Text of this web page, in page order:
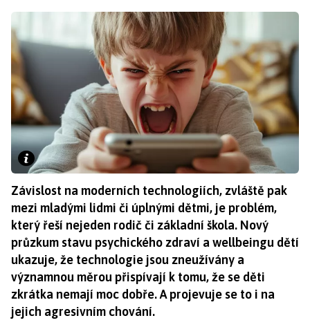
Závislost na moderních technologiích, zvláště pak
mezi mladými lidmi či úplnými dětmi, je problém,
který řeší nejeden rodič či základní škola. Nový
průzkum stavu psychického zdraví a wellbeingu dětí
ukazuje, že technologie jsou zneužívány a
významnou měrou přispívají k tomu, že se děti
zkrátka nemají moc dobře. A projevuje se to i na
jejich agresivním chování.